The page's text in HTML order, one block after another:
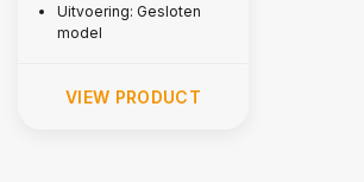
Uitvoering: Gesloten
model
VIEW PRODUCT